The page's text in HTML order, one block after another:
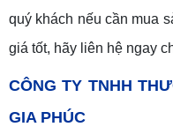
quý khách nếu cần mua
giá tốt, hãy liên hệ ngay
CÔNG TY TNHH
GIA PHÚC